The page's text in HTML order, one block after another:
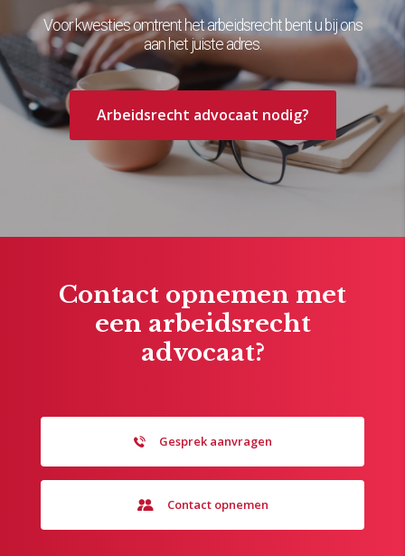
Voor kwesties omtrent het arbeidsrecht bent u bij ons
aan het juiste adres.
Arbeidsrecht advocaat nodig?
Contact opnemen met
een arbeidsrecht
advocaat?
Gesprek aanvragen
Contact opnemen